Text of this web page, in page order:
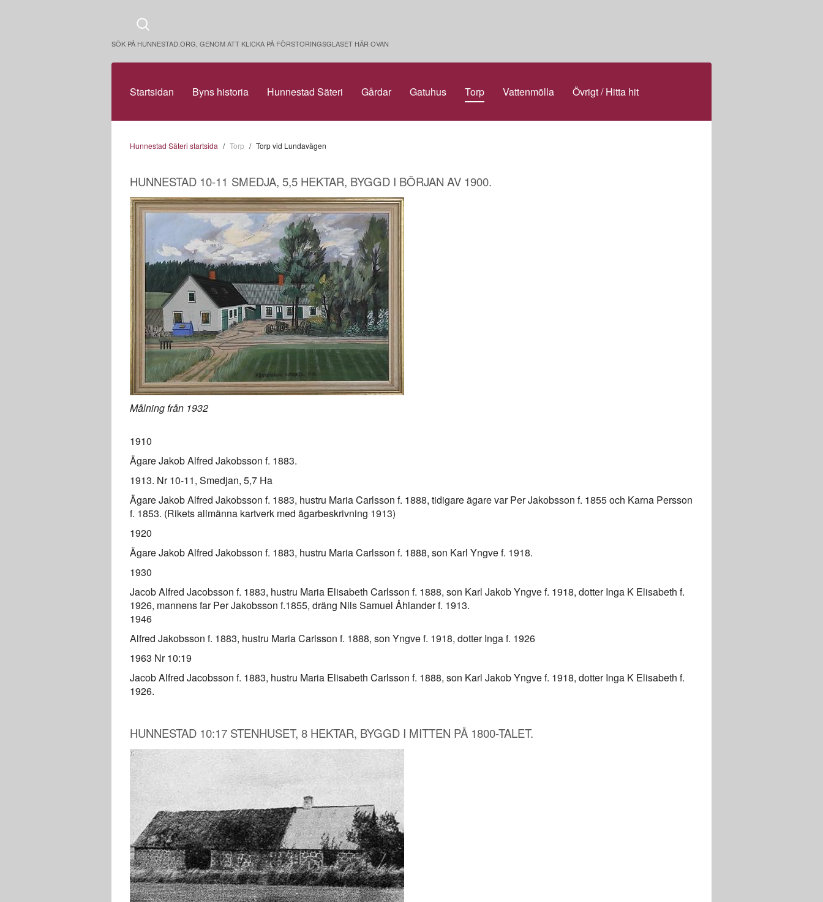
SÖK PÅ HUNNESTAD.ORG, GENOM ATT KLICKA PÅ FÖRSTORINGSGLASET HÄR OVAN
Startsidan Byns historia Hunnestad Säteri Gårdar Gatuhus Torp Vattenmölla Övrigt / Hitta hit
Hunnestad Säteri startsida Torp Torp vid Lundavägen
HUNNESTAD 10-11 SMEDJA, 5,5 HEKTAR, BYGGD I BÖRJAN AV 1900.
Målning från 1932
1910
Ägare Jakob Alfred Jakobsson f. 1883.
1913. Nr 10-11, Smedjan, 5,7 Ha
Ägare Jakob Alfred Jakobsson f. 1883, hustru Maria Carlsson f. 1888, tidigare ägare var Per Jakobsson f. 1855 och Karna Persson
f. 1853. (Rikets allmänna kartverk med ägarbeskrivning 1913)
1920
Ägare Jakob Alfred Jakobsson f. 1883, hustru Maria Carlsson f. 1888, son Karl Yngve f. 1918.
1930
Jacob Alfred Jacobsson f. 1883, hustru Maria Elisabeth Carlsson f. 1888, son Karl Jakob Yngve f. 1918, dotter Inga K Elisabeth f.
1926, mannens far Per Jakobsson f.1855, dräng Nils Samuel Åhlander f. 1913.
1946
Alfred Jakobsson f. 1883, hustru Maria Carlsson f. 1888, son Yngve f. 1918, dotter Inga f. 1926
1963 Nr 10:19
Jacob Alfred Jacobsson f. 1883, hustru Maria Elisabeth Carlsson f. 1888, son Karl Jakob Yngve f. 1918, dotter Inga K Elisabeth f.
1926.
HUNNESTAD 10:17 STENHUSET, 8 HEKTAR, BYGGD I MITTEN PÅ 1800-TALET.